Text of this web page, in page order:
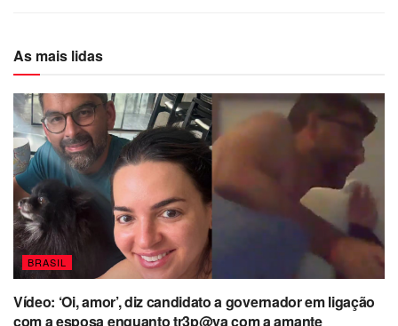
As mais lidas
BRASIL
Vídeo: ‘Oi, amor’, diz candidato a governador em ligação
com a esposa enquanto tr3p@va com a amante